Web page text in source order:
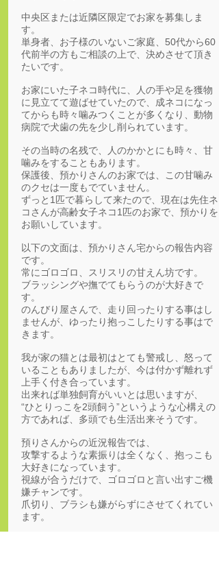
中央区または近隣区限定でお家を募集しま
す。
単身者、お子様のいないご家庭、50代から60
代前半の方もご相談の上で、決めさせて頂き
たいです。
お家にいた子ネコ時代に、人の手や足を獲物
に見立てて遊ばせていたので、成ネコになっ
てからも時々噛みつくことが多くなり、動物
病院で犬歯の先を少し削られています。
その当時の名残で、人のかかとにも時々、甘
噛みをすることもあります。
保護後、預かりさんのお家では、この甘噛み
のクセは一度もでていません。
ずっと1匹で暮らして来たので、現在は先住ネ
コさんが高齢女子ネコ1匹のお家で、預かりを
お願いしています。
以下の文面は、預かりさん宅からの報告内容
です。
常にゴロゴロ、スリスリの甘えん坊です。
ブラッシングや撫でてもらうのが大好きで
す。
のんびり屋さんで、走り回ったりする事はし
ませんが、ゆったり抱っこしたりする事はで
きます。
我が家の猫とは最初はとても警戒し、怒って
いることもありましたが、今は付かず離れず
上手く付き合っています。
出来れば単独飼育がいいとは思いますが、
“ひとりっこを2頭飼う”というような心構えの
方であれば、多頭でも生活出来そうです。
預りさんからの近況報告では、
攻撃するような素振りは全くなく、抱っこも
大好きになっています。
視線が合うだけで、ゴロゴロと言い出すご機
嫌チャンです。
爪切り、ブラシも嫌がらずにさせてくれてい
ます。